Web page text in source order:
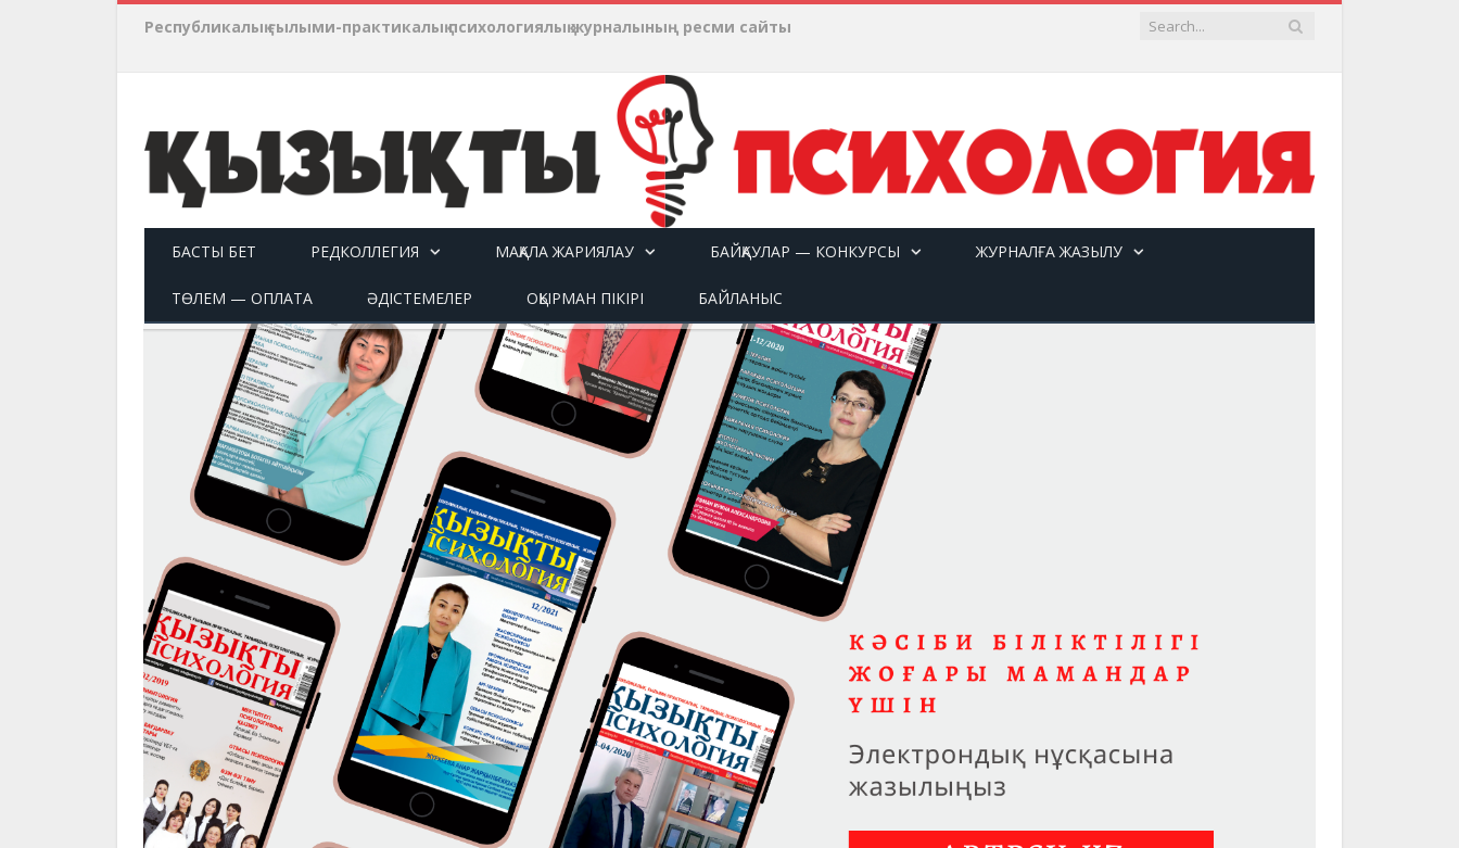
Республикалық ғылыми-практикалық психологиялық журналының ресми сайты
БАСТЫ БЕТ РЕДКОЛЛЕГИЯ МАҚАЛА ЖАРИЯЛАУ БАЙҚАУЛАР — КОНКУРСЫ ЖУРНАЛҒА ЖАЗЫЛУ
ТӨЛЕМ — ОПЛАТА ӘДІСТЕМЕЛЕР ОҚЫРМАН ПІКІРІ БАЙЛАНЫС